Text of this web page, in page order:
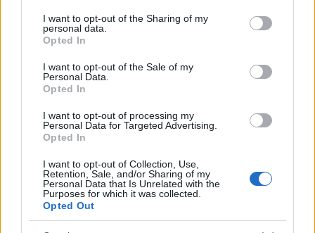
disclose it to other third parties.
Please note that this website/app uses one or more Google
services and may gather and store information including but
not limited to your visit or usage behaviour. You may click to
grant or deny consent to Google and its third-party tags to
consent section.
I want to opt-out of the Sharing of my
personal data.
Opted In
I want to opt-out of the Sale of my
Personal Data.
Opted In
I want to opt-out of processing my
Personal Data for Targeted Advertising.
Opted In
I want to opt-out of Collection, Use,
Retention, Sale, and/or Sharing of my
Personal Data that Is Unrelated with the
Purposes for which it was collected.
Opted Out